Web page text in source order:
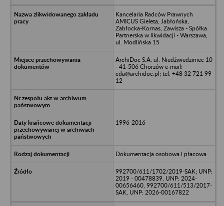
Kancelaria Radców Prawnych
AMICUS Gieleta, Jabłońska,
Zabłocka-Kornas, Zawisza - Spółka
Partnerska w likwidacji - Warszawa,
ul. Modlińska 15
ArchiDoc S.A. ul. Niedźwiedziniec 10
- 41-506 Chorzów e-mail:
cda@archidoc.pl; tel. +48 32 721 99
12
1996-2016
Dokumentacja osobowa i płacowa
992700/611/1702/2019-SAK; UNP:
2019 - 00478839, UNP: 2024-
00656460, 992700/611/513/2017-
SAK, UNP: 2026-00167822